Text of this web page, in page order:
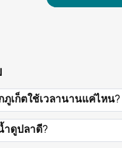
ภูเก็ตใช้เวลานานแค่ไหน?
ำดูปลาดี?